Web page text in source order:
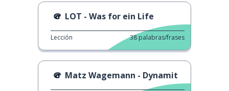
LOT - Was for ein Life
Lección 38 palabras/frases
Matz Wagemann - Dynamit